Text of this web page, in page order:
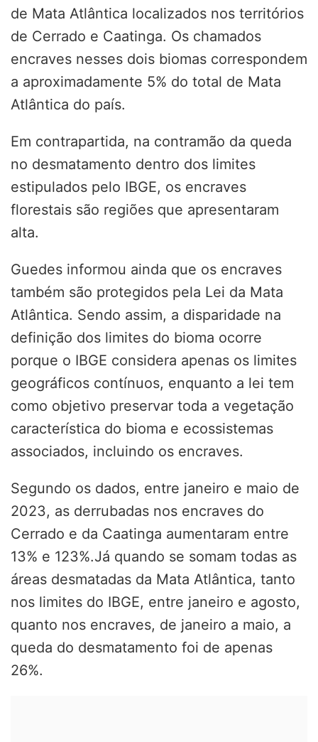
de Mata Atlântica localizados nos territórios
de Cerrado e Caatinga. Os chamados
encraves nesses dois biomas correspondem
a aproximadamente 5% do total de Mata
Atlântica do país.
Em contrapartida, na contramão da queda
no desmatamento dentro dos limites
estipulados pelo IBGE, os encraves
florestais são regiões que apresentaram
alta.
Guedes informou ainda que os encraves
também são protegidos pela Lei da Mata
Atlântica. Sendo assim, a disparidade na
definição dos limites do bioma ocorre
porque o IBGE considera apenas os limites
geográficos contínuos, enquanto a lei tem
como objetivo preservar toda a vegetação
característica do bioma e ecossistemas
associados, incluindo os encraves.
Segundo os dados, entre janeiro e maio de
2023, as derrubadas nos encraves do
Cerrado e da Caatinga aumentaram entre
13% e 123%.Já quando se somam todas as
áreas desmatadas da Mata Atlântica, tanto
nos limites do IBGE, entre janeiro e agosto,
quanto nos encraves, de janeiro a maio, a
queda do desmatamento foi de apenas
26%.